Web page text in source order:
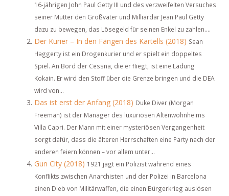
16-jährigen John Paul Getty III und des verzweifelten Versuches
seiner Mutter den Großvater und Milliardär Jean Paul Getty
dazu zu bewegen, das Lösegeld für seinen Enkel zu zahlen....
Der Kurier – In den Fängen des Kartells (2018) Sean
Haggerty ist ein Drogenkurier und er spielt ein doppeltes
Spiel. An Bord der Cessna, die er fliegt, ist eine Ladung
Kokain. Er wird den Stoff über die Grenze bringen und die DEA
wird von...
Das ist erst der Anfang (2018) Duke Diver (Morgan
Freeman) ist der Manager des luxuriösen Altenwohnheims
Villa Capri. Der Mann mit einer mysteriösen Vergangenheit
sorgt dafür, dass die älteren Herrschaften eine Party nach der
anderen feiern können – vor allem unter...
Gun City (2018) 1921 jagt ein Polizist während eines
Konflikts zwischen Anarchisten und der Polizei in Barcelona
einen Dieb von Militärwaffen, die einen Bürgerkrieg auslösen